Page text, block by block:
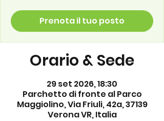
Prenota il tuo posto
Orario & Sede
29 set 2026, 18:30
Parchetto di fronte al Parco
Maggiolino, Via Friuli, 42a, 37139
Verona VR, Italia